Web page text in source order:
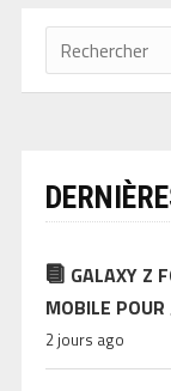
GALAXY Z
MOBILE
2 jours ago